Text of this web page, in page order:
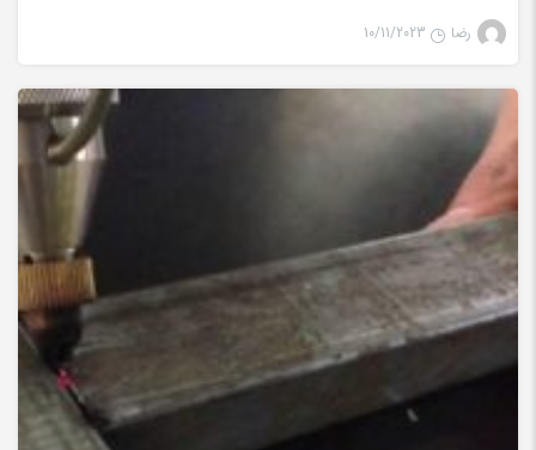
رضا 10/11/2023